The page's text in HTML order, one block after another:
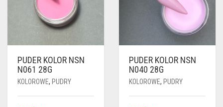
PUDER KOLOR NSN
N061 28G
KOLOROWE, PUDRY
PUDER KOLOR NSN
N040 28G
KOLOROWE, PUDRY